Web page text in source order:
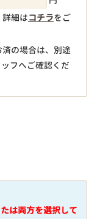
細はコチラをご
の場合は、別途
フへご確認くだ
は両方を選択して